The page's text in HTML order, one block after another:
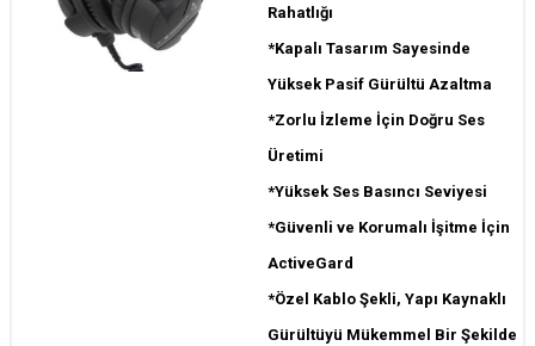
Rahatlığı
*Kapalı Tasarım Sayesinde
Yüksek Pasif Gürültü Azaltma
*Zorlu İzleme İçin Doğru Ses
Üretimi
*Yüksek Ses Basıncı Seviyesi
*Güvenli ve Korumalı İşitme İçin
ActiveGard
*Özel Kablo Şekli, Yapı Kaynaklı
Gürültüyü Mükemmel Bir Şekilde